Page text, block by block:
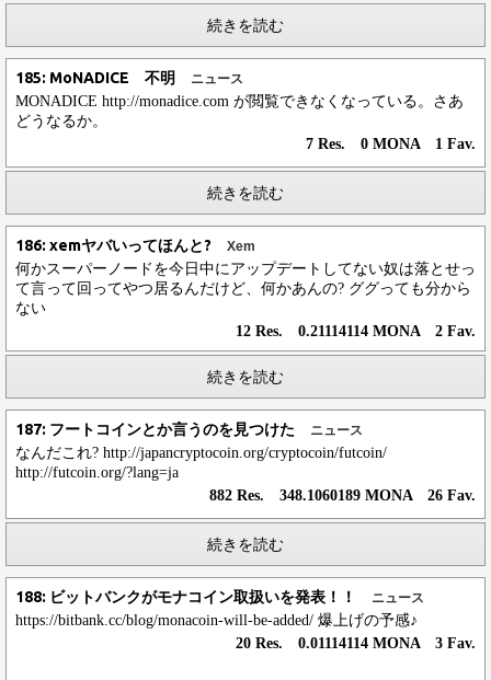
続きを読む
185: MoNADICE 不明 ニュース
MONADICE http://monadice.com が閲覧できなくなっている。さあ
どうなるか。
7 Res. 0 MONA 1 Fav.
続きを読む
186: xemヤバいってほんと? Xem
何かスーパーノードを今日中にアップデートしてない奴は落とせっ
て言って回ってやつ居るんだけど、何かあんの? ググっても分から
ない
12 Res. 0.21114114 MONA 2 Fav.
続きを読む
187: フートコインとか言うのを見つけた ニュース
なんだこれ? http://japancryptocoin.org/cryptocoin/futcoin/
http://futcoin.org/?lang=ja
882 Res. 348.1060189 MONA 26 Fav.
続きを読む
188: ビットバンクがモナコイン取扱いを発表！！ ニュース
https://bitbank.cc/blog/monacoin-will-be-added/ 爆上げの予感♪
20 Res. 0.01114114 MONA 3 Fav.